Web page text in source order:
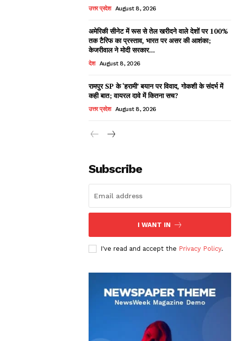
उत्तर प्रदेश August 8, 2026
अमेरिकी सीनेट में रूस से तेल खरीदने वाले देशों पर 100%
तक टैरिफ का प्रस्ताव, भारत पर असर की आशंका;
केजरीवाल ने मोदी सरकार...
देश August 8, 2026
रामपुर SP के ‘हरामी’ बयान पर विवाद, गोकशी के संदर्भ में
कही बात; वायरल दावे में कितना सच?
उत्तर प्रदेश August 8, 2026
Subscribe
I WANT IN
I've read and accept the Privacy Policy.